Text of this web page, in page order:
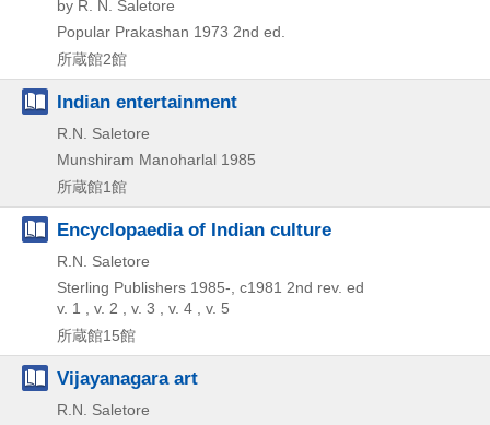
by R. N. Saletore
Popular Prakashan 1973 2nd ed.
所蔵館2館
Indian entertainment
R.N. Saletore
Munshiram Manoharlal 1985
所蔵館1館
Encyclopaedia of Indian culture
R.N. Saletore
Sterling Publishers 1985-, c1981 2nd rev. ed
v. 1 , v. 2 , v. 3 , v. 4 , v. 5
所蔵館15館
Vijayanagara art
R.N. Saletore